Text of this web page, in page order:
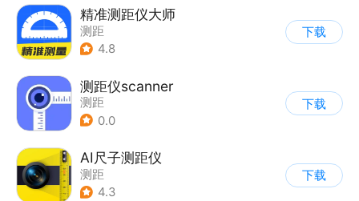
精准测距仪大师
测距
4.8
下载
测距仪scanner
测距
0.0
下载
AI尺子测距仪
测距
4.3
下载